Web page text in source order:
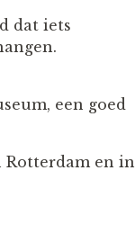
dat iets
een goed
en in